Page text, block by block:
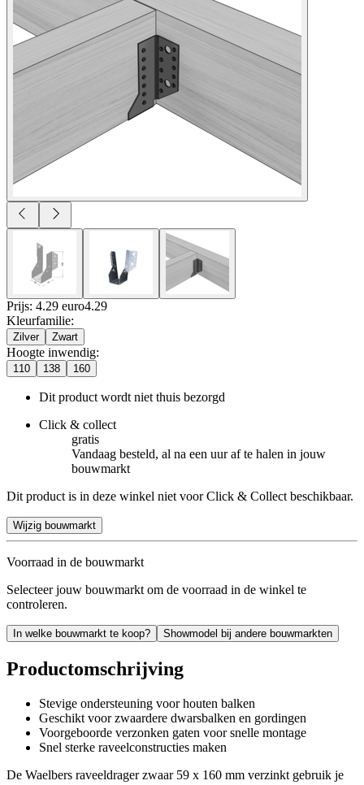
Prijs: 4.29 euro4.29
Kleurfamilie:
Zilver Zwart
Hoogte inwendig:
110 138 160
Dit product wordt niet thuis bezorgd
Click & collect
gratis
Vandaag besteld, al na een uur af te halen in jouw
bouwmarkt
Dit product is in deze winkel niet voor Click & Collect beschikbaar.
Wijzig bouwmarkt
Voorraad in de bouwmarkt
Selecteer jouw bouwmarkt om de voorraad in de winkel te
controleren.
In welke bouwmarkt te koop? Showmodel bij andere bouwmarkten
Productomschrijving
Stevige ondersteuning voor houten balken
Geschikt voor zwaardere dwarsbalken en gordingen
Voorgeboorde verzonken gaten voor snelle montage
Snel sterke raveelconstructies maken
De Waelbers raveeldrager zwaar 59 x 160 mm verzinkt gebruik je